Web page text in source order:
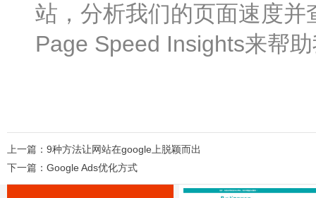
站，分析我们的页面速度
Page Speed Insights来帮
上一篇： 9种方法让网站在google上脱颖而出
下一篇： Google Ads优化方式